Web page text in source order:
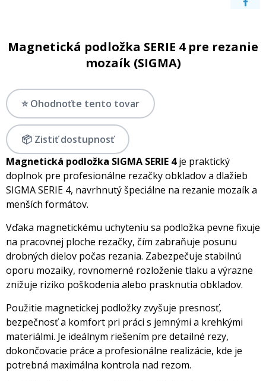
Magnetická podložka SERIE 4 pre rezanie
mozaík (SIGMA)
⭐ Ohodnoťte tento tovar
📦 Zistiť dostupnosť
Magnetická podložka SIGMA SERIE 4je praktický
doplnok pre profesionálne rezačky obkladov a dlažieb
SIGMA SERIE 4, navrhnutý špeciálne na rezanie mozaík a
menších formátov.
Vďaka magnetickému uchyteniu sa podložka pevne fixuje
na pracovnej ploche rezačky, čím zabraňuje posunu
drobných dielov počas rezania. Zabezpečuje stabilnú
oporu mozaiky, rovnomerné rozloženie tlaku a výrazne
znižuje riziko poškodenia alebo prasknutia obkladov.
Použitie magnetickej podložky zvyšuje presnosť,
bezpečnosť a komfort pri práci s jemnými a krehkými
materiálmi. Je ideálnym riešením pre detailné rezy,
dokončovacie práce a profesionálne realizácie, kde je
potrebná maximálna kontrola nad rezom.